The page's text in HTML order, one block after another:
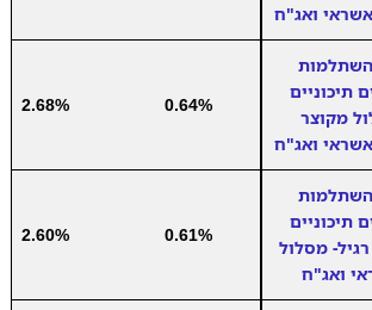
ואג"ח
תיכוניים
מקוצר
ואג"ח
0.64%
2.68%
תיכוניים
מסלול
ואג"ח
0.61%
2.60%